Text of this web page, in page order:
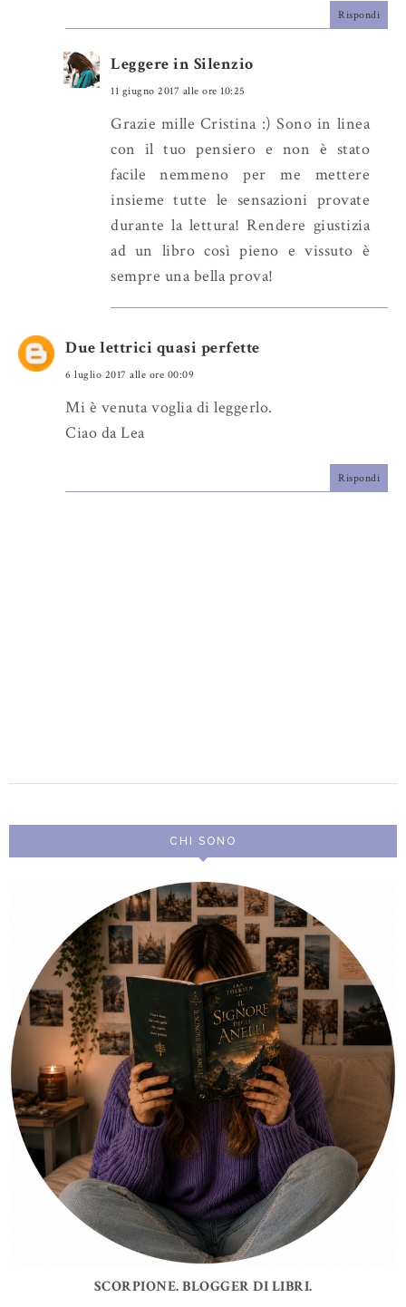
Rispondi
Leggere in Silenzio
11 giugno 2017 alle ore 10:25
Grazie mille Cristina :) Sono in linea
con il tuo pensiero e non è stato
facile nemmeno per me mettere
insieme tutte le sensazioni provate
durante la lettura! Rendere giustizia
ad un libro così pieno e vissuto è
sempre una bella prova!
Due lettrici quasi perfette
6 luglio 2017 alle ore 00:09
Mi è venuta voglia di leggerlo.
Ciao da Lea
Rispondi
CHI SONO
SCORPIONE. BLOGGER DI LIBRI.